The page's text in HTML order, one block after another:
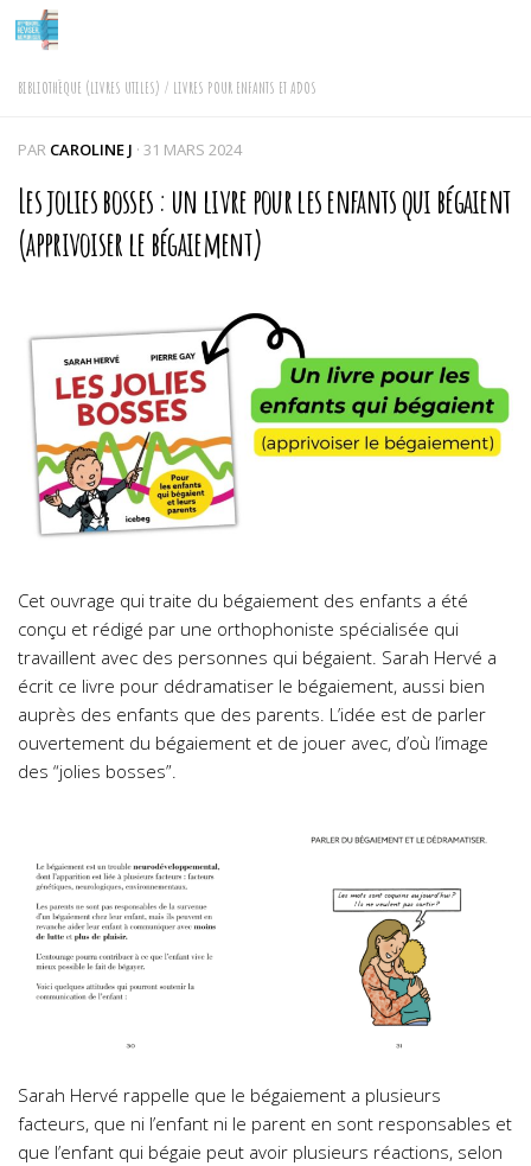
Skip to content
BIBLIOTHÈQUE (LIVRES UTILES) / LIVRES POUR ENFANTS ET ADOS
PAR CAROLINE J · 31 MARS 2024
Les jolies bosses : un livre pour les enfants qui bégaient
(apprivoiser le bégaiement)
Cet ouvrage qui traite du bégaiement des enfants a été
conçu et rédigé par une orthophoniste spécialisée qui
travaillent avec des personnes qui bégaient. Sarah Hervé a
écrit ce livre pour dédramatiser le bégaiement, aussi bien
auprès des enfants que des parents. L’idée est de parler
ouvertement du bégaiement et de jouer avec, d’où l’image
des “jolies bosses”.
Sarah Hervé rappelle que le bégaiement a plusieurs
facteurs, que ni l’enfant ni le parent en sont responsables et
que l’enfant qui bégaie peut avoir plusieurs réactions, selon